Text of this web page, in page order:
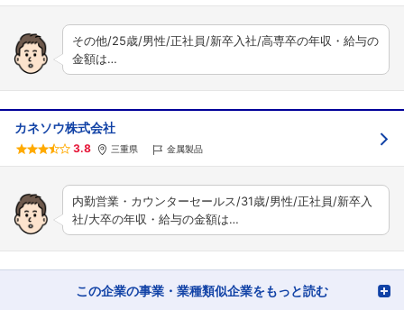
その他/25歳/男性/正社員/新卒入社/高専卒の年収・給与の
金額は…
カネソウ株式会社
3.8 三重県 金属製品
内勤営業・カウンターセールス/31歳/男性/正社員/新卒入
社/大卒の年収・給与の金額は…
この企業の事業・業種類似企業をもっと読む